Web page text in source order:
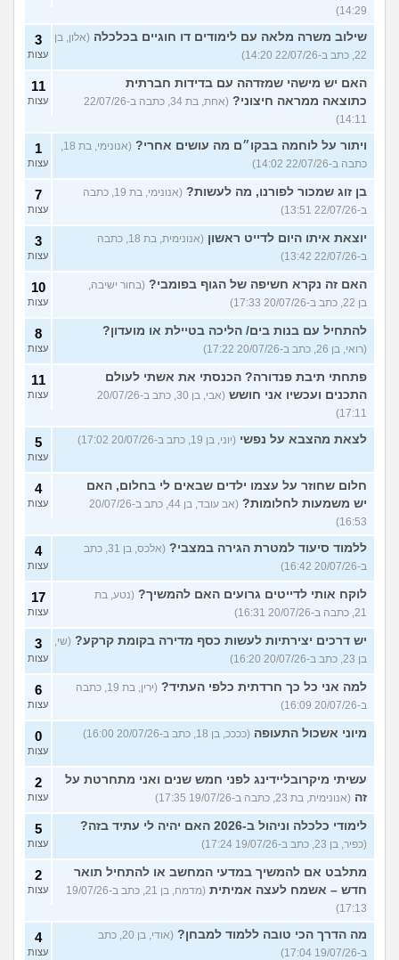
14:29)
שילוב משרה מלאה עם לימודים דו חוגיים בכלכלה (אלון, בן
22, כתב ב-22/07/26 14:20)
3
עצות
האם יש מישהי שמזדהה עם בדידות חברתית
כתוצאה ממראה חיצוני?
(אחת, בת 34, כתבה ב-22/07/26
14:11)
11
עצות
ויתור על לוחמה בבקו״ם מה עושים אחרי?
(אנונימי, בת 18,
כתבה ב-22/07/26 14:02)
1
עצות
בן זוג שמכור לפורנו, מה לעשות?
(אנונימי, בת 19, כתבה
ב-22/07/26 13:51)
7
עצות
יוצאת איתו היום לדייט ראשון
(אנונימית, בת 18, כתבה
ב-22/07/26 13:42)
3
עצות
האם זה נקרא חשיפה של הגוף בפומבי? (בחור ישיבה,
בן 22, כתב ב-20/07/26 17:33)
10
עצות
להתחיל עם בנות בים/ הליכה בטיילת או מועדון?
(רואי, בן 26, כתב ב-20/07/26 17:22)
8
עצות
פתחתי תיבת פנדורה? הכנסתי את אשתי לעולם
התכנים ועכשיו אני חושש
(אבי, בן 30, כתב ב-20/07/26
17:11)
11
עצות
לצאת מהצבא על נפשי (יוני, בן 19, כתב ב-20/07/26 17:02) 5
עצות
חלום שחוזר על עצמו ילדים שבאים לי בחלום, האם
יש משמעות לחלומות?
(אב עובד, בן 44, כתב ב-20/07/26
16:53)
4
עצות
ללמוד סיעוד למטרת הגירה במצבי?
(אלכס, בן 31, כתב
ב-20/07/26 16:42)
4
עצות
לוקח אותי לדייטים גרועים האם להמשיך? (נטע, בת
21, כתבה ב-20/07/26 16:31)
17
עצות
יש דרכים יצירתיות לעשות כסף מדירה בקומת קרקע? (שי,
בן 23, כתב ב-20/07/26 16:20)
3
עצות
למה אני כל כך חרדתית כלפי העתיד?
(ירין, בת 19, כתבה
ב-20/07/26 16:09)
6
עצות
מיוני אשכול התעופה (ככככ, בן 18, כתב ב-20/07/26 16:00) 0
עצות
עשיתי מיקרובליידינג לפני חמש שנים ואני מתחרטת על
זה (אנונימית, בת 23, כתבה ב-19/07/26 17:35)
2
עצות
לימודי כלכלה וניהול ב-2026 האם יהיה לי עתיד בזה?
(כפיר, בן 23, כתב ב-19/07/26 17:24)
5
עצות
מתלבט אם להמשיך במדעי המחשב או להתחיל תואר
חדש – אשמח לעצה אמיתית
(מדמח, בן 21, כתב ב-19/07/26
17:13)
2
עצות
מה הדרך הכי טובה ללמוד למבחן?
(אודי, בן 20, כתב
ב-19/07/26 17:04)
4
עצות